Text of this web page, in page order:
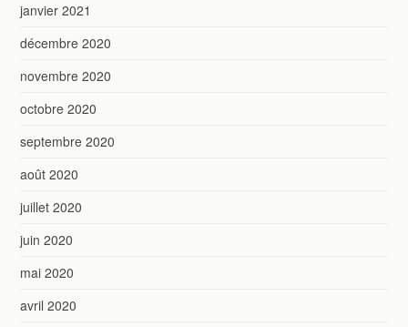
janvier 2021
décembre 2020
novembre 2020
octobre 2020
septembre 2020
août 2020
juillet 2020
juin 2020
mai 2020
avril 2020